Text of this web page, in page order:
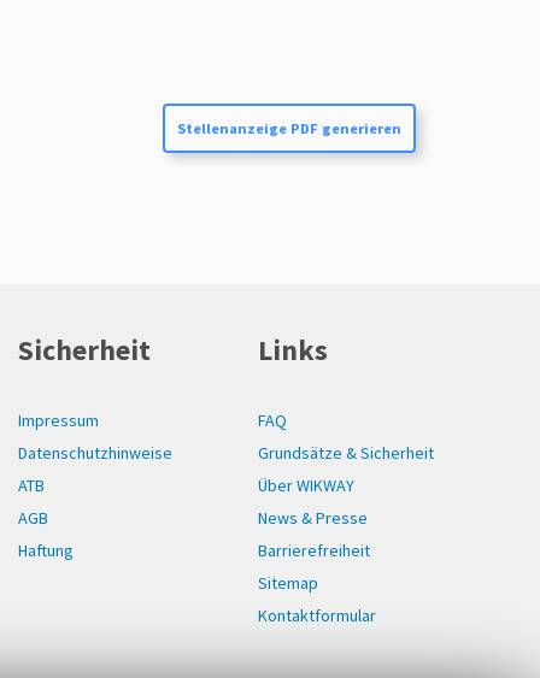
Stellenanzeige PDF generieren
Sicherheit
Impressum
Datenschutzhinweise
ATB
AGB
Haftung
Links
FAQ
Grundsätze & Sicherheit
Über WIKWAY
News & Presse
Barrierefreiheit
Sitemap
Kontaktformular